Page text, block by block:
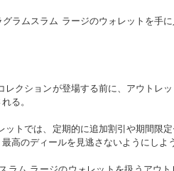
ラムスラム ラージのウォレットを手
る。
高のディールを見逃さないようにしよ